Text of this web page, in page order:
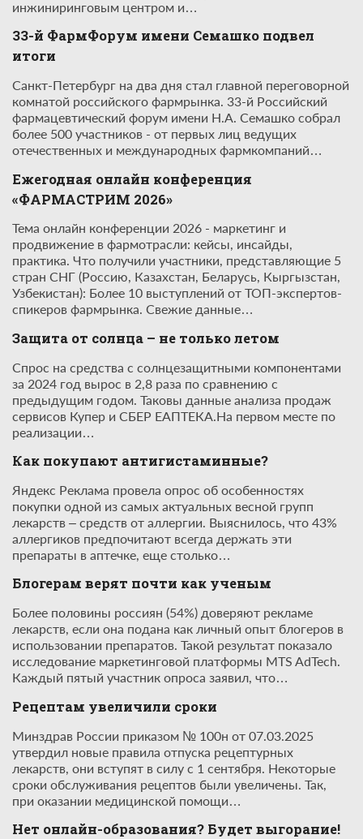
инжиниринговым центром и…
33-й ФармФорум имени Семашко подвел
итоги
Санкт-Петербург на два дня стал главной переговорной
комнатой российского фармрынка. 33-й Российский
фармацевтический форум имени Н.А. Семашко собрал
более 500 участников - от первых лиц ведущих
отечественных и международных фармкомпаний…
Ежегодная онлайн конференция
«ФАРМАСТРИМ 2026»
Тема онлайн конференции 2026 - маркетинг и
продвижение в фармотрасли: кейсы, инсайды,
практика. Что получили участники, представляющие 5
стран СНГ (Россию, Казахстан, Беларусь, Кыргызстан,
Узбекистан): Более 10 выступлений от ТОП-экспертов-
спикеров фармрынка. Свежие данные…
Защита от солнца – не только летом
Спрос на средства с солнцезащитными компонентами
за 2024 год вырос в 2,8 раза по сравнению с
предыдущим годом. Таковы данные анализа продаж
сервисов Купер и СБЕР ЕАПТЕКА.На первом месте по
реализации…
Как покупают антигистаминные?
Яндекс Реклама провела опрос об особенностях
покупки одной из самых актуальных весной групп
лекарств – средств от аллергии. Выяснилось, что 43%
аллергиков предпочитают всегда держать эти
препараты в аптечке, еще столько…
Блогерам верят почти как ученым
Более половины россиян (54%) доверяют рекламе
лекарств, если она подана как личный опыт блогеров в
использовании препаратов. Такой результат показало
исследование маркетинговой платформы MTS AdTech.
Каждый пятый участник опроса заявил, что…
Рецептам увеличили сроки
Минздрав России приказом № 100н от 07.03.2025
утвердил новые правила отпуска рецептурных
лекарств, они вступят в силу с 1 сентября. Некоторые
сроки обслуживания рецептов были увеличены. Так,
при оказании медицинской помощи…
Нет онлайн-образования? Будет выгорание!